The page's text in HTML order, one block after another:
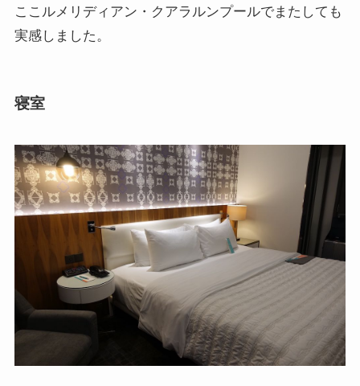
ここルメリディアン・クアラルンプールでまたしても
実感しました。
寝室